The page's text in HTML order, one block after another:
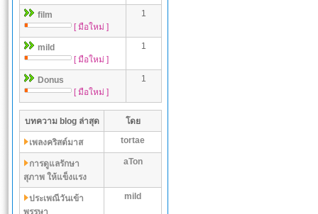
film
[ มือใหม่ ]
1
mild
[ มือใหม่ ]
1
Donus
[ มือใหม่ ]
1
บทความ blog ล่าสุด โดย
เพลงคริสต์มาส tortae
การดูแลรักษา
สุภาพ ให้แข็งแรง
aTon
ประเพณีวันเข้า
พรรษา
mild